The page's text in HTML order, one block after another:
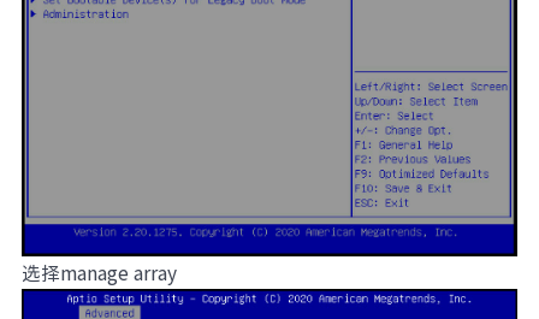
选择manage array